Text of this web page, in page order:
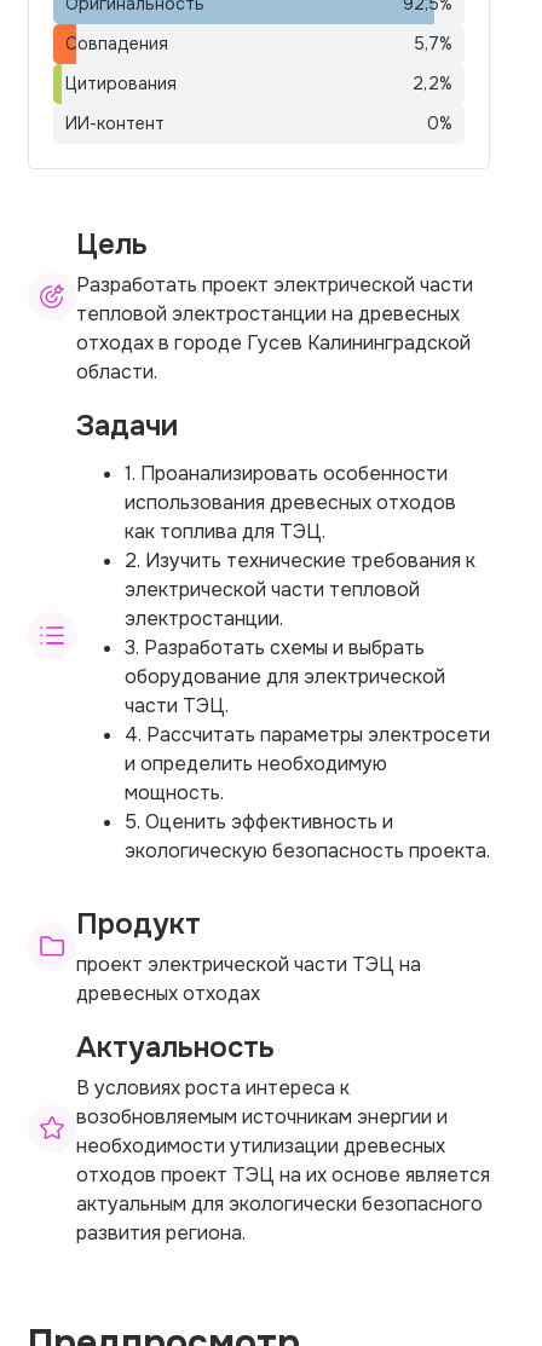
Совпадения
5,7%
Цитирования
2,2%
ИИ-контент
0%
Цель
Разработать проект электрической части
тепловой электростанции на древесных
отходах в городе Гусев Калининградской
области.
Задачи
1. Проанализировать особенности
использования древесных отходов
как топлива для ТЭЦ.
2. Изучить технические требования к
электрической части тепловой
электростанции.
3. Разработать схемы и выбрать
оборудование для электрической
части ТЭЦ.
4. Рассчитать параметры электросети
и определить необходимую
мощность.
5. Оценить эффективность и
экологическую безопасность проекта.
Продукт
проект электрической части ТЭЦ на
древесных отходах
Актуальность
В условиях роста интереса к
возобновляемым источникам энергии и
необходимости утилизации древесных
отходов проект ТЭЦ на их основе является
актуальным для экологически безопасного
развития региона.